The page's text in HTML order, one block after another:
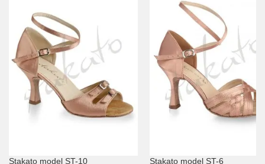
Stakato model ST-10
Stakato model ST-6